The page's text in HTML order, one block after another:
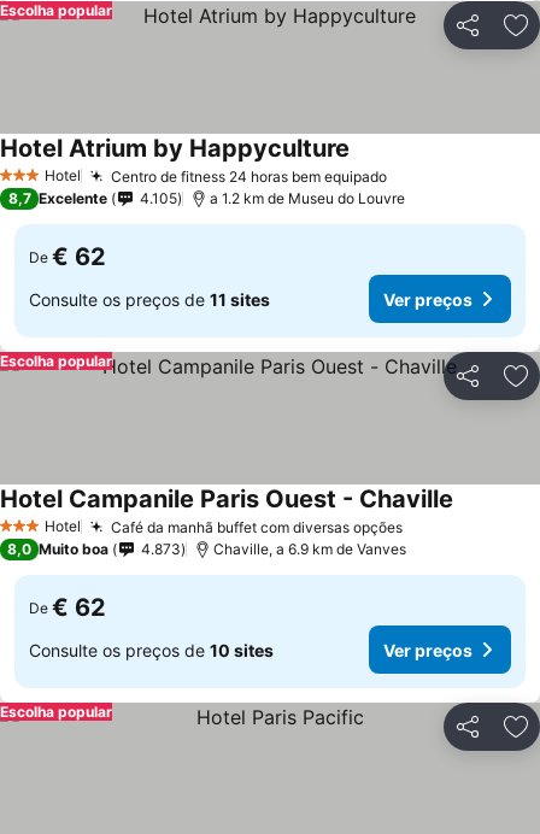
Partilhar
Escolha popular
3 EstrelasHotel Centro de fitness 24 horas bem equipado
Hotel Atrium by Happyculture
8,7 Excelente 4.105 a 1.2 km de Museu do Louvre
De € 62
Consulte os preços de 11 sites Ver preços
Partilhar
Escolha popular
3 EstrelasHotel Café da manhã buffet com diversas opções
Hotel Campanile Paris Ouest - Chaville
8,0 Muito boa 4.873 Chaville, a 6.9 km de Vanves
De € 62
Consulte os preços de 10 sites Ver preços
Partilhar
Escolha popular